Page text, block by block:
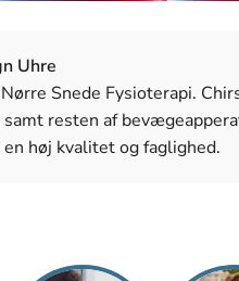
Uhre
Snede Fysioterapi.
resten af
høj kvalitet og faglighed.